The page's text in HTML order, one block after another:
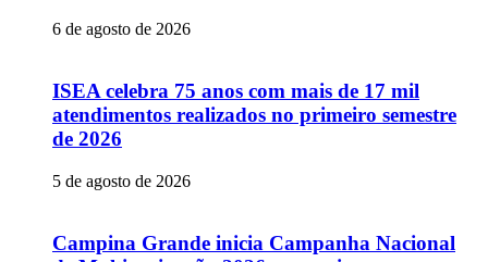
6 de agosto de 2026
ISEA celebra 75 anos com mais de 17 mil
atendimentos realizados no primeiro semestre
de 2026
5 de agosto de 2026
Campina Grande inicia Campanha Nacional